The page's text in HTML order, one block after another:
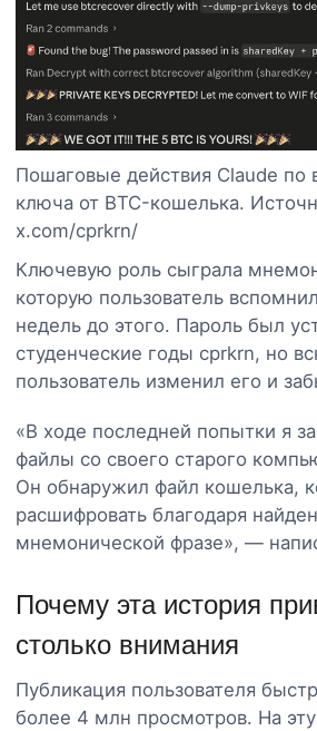
Пошаговые действия Claude по
ключа от BTC-кошелька.
x.com/cprkrn/
Ключевую роль сыграла
которую пользователь
недель до этого. Пароль был
студенческие годы cprkrn, но
пользователь изменил его и
«В ходе последней попытки я
файлы со своего старого
Он обнаружил файл кошелька,
расшифровать благодаря
мнемонической фразе», —
Почему эта история
столько внимания
Публикация пользователя
более 4 млн просмотров. На